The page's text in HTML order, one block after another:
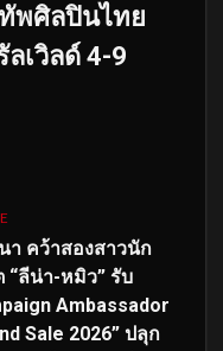
พศิลปินไทย
เวิลด์ 4-9
า คว้าสองสาวนัก
“ลีน่า-หมิว” รับ
Ambassador
Sale 2026” ปลุก